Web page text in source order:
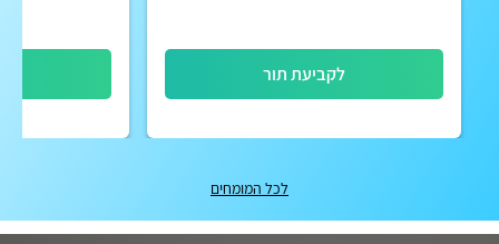
לקביעת תור
לכל המומחים